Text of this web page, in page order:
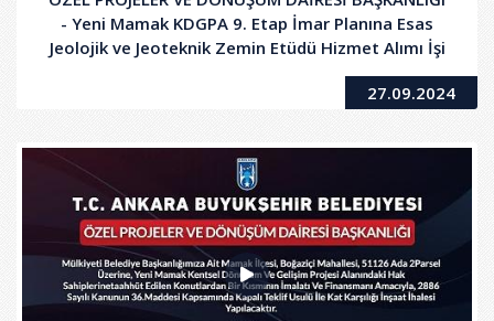
- Yeni Mamak KDGPA 9. Etap İmar Planına Esas
Jeolojik ve Jeoteknik Zemin Etüdü Hizmet Alımı İşi
27.09.2024